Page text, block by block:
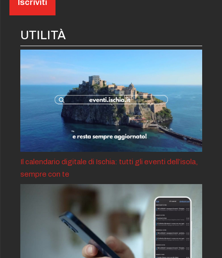
UTILITÀ
Il calendario digitale di Ischia: tutti gli eventi dell’isola,
sempre con te